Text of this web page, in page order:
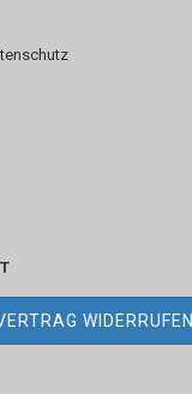
WIDERRUFEN